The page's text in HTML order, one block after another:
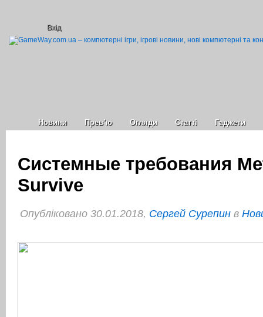
Вхід
Новини Прев’ю Огляди Статті Гаджети
Системные требования
Survive
Опубліковано 30.01.2018, Сергей Сурепин в